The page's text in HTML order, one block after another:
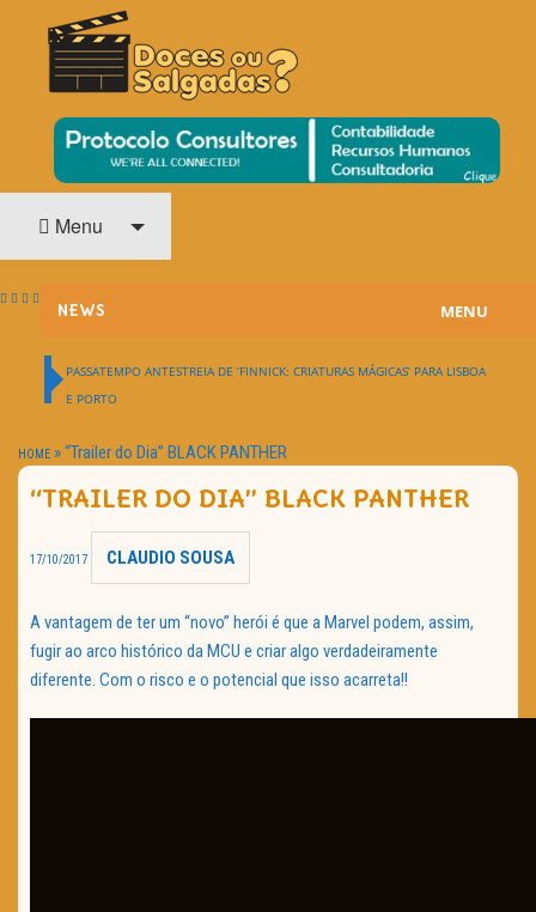
DOCES OU SALGADAS?
O Cinema? Uma Paixão!!
Menu
NEWS
HOME CINEMA
Política de Privacidade
MENU
PASSATEMPO ANTESTREIA DE ‘FINNICK: CRIATURAS MÁGICAS’ PARA LISBOA
E PORTO
HOME »“Trailer do Dia” BLACK PANTHER
“TRAILER DO DIA” BLACK PANTHER
17/10/2017 CLAUDIO SOUSA
A vantagem de ter um “novo” herói é que a Marvel podem, assim,
fugir ao arco histórico da MCU e criar algo verdadeiramente
diferente. Com o risco e o potencial que isso acarreta!!